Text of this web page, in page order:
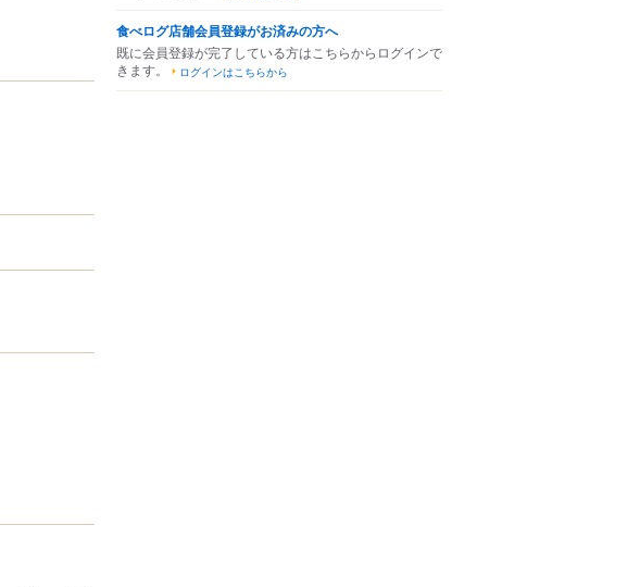
食べログ店舗会員登録がお済みの方へ
既に会員登録が完了している方はこちらからログインで
きます。
ログインはこちらから